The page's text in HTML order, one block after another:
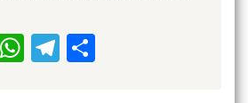
WhatsApp
Telegram